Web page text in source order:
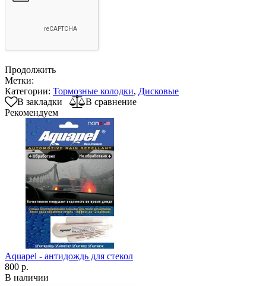
Продолжить
Метки:
Категории: Тормозные колодки, Дисковые
В закладки
В сравнение
Рекомендуем
Aquapel - антидождь для стекол
800 р.
В наличии